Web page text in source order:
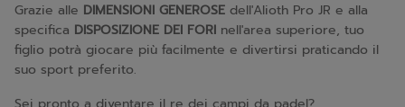
Grazie alle DIMENSIONI GENEROSE dell'Alioth Pro JR e alla
specifica DISPOSIZIONE DEI FORI nell'area superiore, tuo
figlio potrà giocare più facilmente e divertirsi praticando il
suo sport preferito.